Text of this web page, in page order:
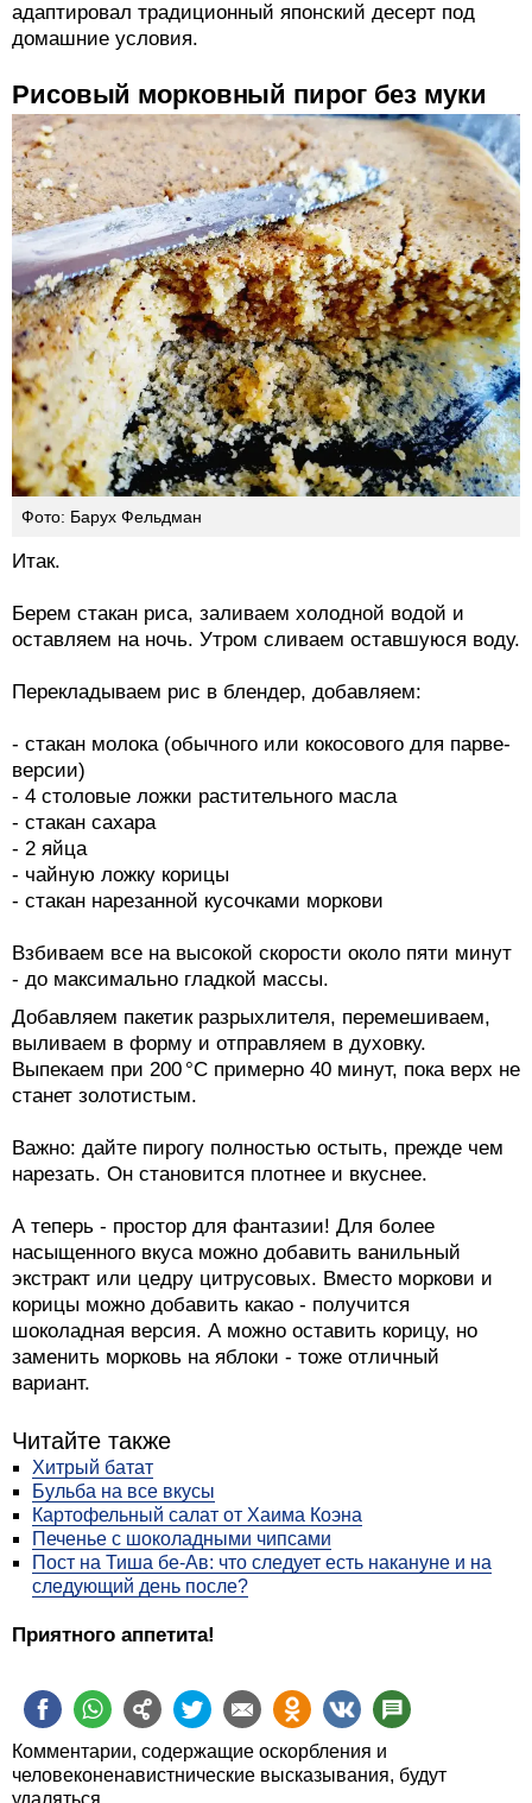
адаптировал традиционный японский десерт под
домашние условия.
Рисовый морковный пирог без муки
Фото: Барух Фельдман
Итак.
Берем стакан риса, заливаем холодной водой и
оставляем на ночь. Утром сливаем оставшуюся воду.
Перекладываем рис в блендер, добавляем:
- стакан молока (обычного или кокосового для парве-
версии)
- 4 столовые ложки растительного масла
- стакан сахара
- 2 яйца
- чайную ложку корицы
- стакан нарезанной кусочками моркови
Взбиваем все на высокой скорости около пяти минут
- до максимально гладкой массы.
Добавляем пакетик разрыхлителя, перемешиваем,
выливаем в форму и отправляем в духовку.
Выпекаем при 200 °C примерно 40 минут, пока верх не
станет золотистым.
Важно: дайте пирогу полностью остыть, прежде чем
нарезать. Он становится плотнее и вкуснее.
А теперь - простор для фантазии! Для более
насыщенного вкуса можно добавить ванильный
экстракт или цедру цитрусовых. Вместо моркови и
корицы можно добавить какао - получится
шоколадная версия. А можно оставить корицу, но
заменить морковь на яблоки - тоже отличный
вариант.
Читайте также
Хитрый батат
Бульба на все вкусы
Картофельный салат от Хаима Коэна
Печенье с шоколадными чипсами
Пост на Тиша бе-Ав: что следует есть накануне и на
следующий день после?
Приятного аппетита!
Комментарии, содержащие оскорбления и
человеконенавистнические высказывания, будут
удаляться.